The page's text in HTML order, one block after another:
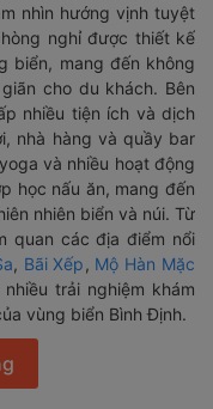
nhìn hướng vịnh tuyệt
nghỉ được thiết kế
biển, mang đến không
cho du khách. Bên
nhiều tiện ích và dịch
nhà hàng và quầy bar
và nhiều hoạt động
học nấu ăn, mang đến
nhiên biển và núi. Từ
quan các địa điểm nổi
, Bãi Xếp , Mộ Hàn Mặc
trải nghiệm khám
vùng biển Bình Định.